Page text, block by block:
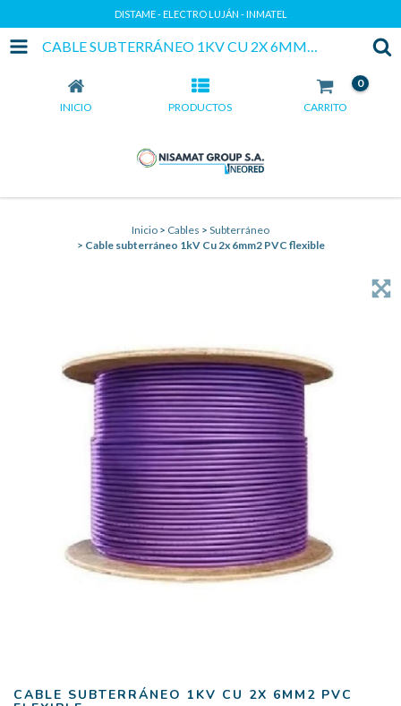
DISTAME - ELECTRO LUJÁN - INMATEL
CABLE SUBTERRÁNEO 1KV CU 2X 6MM2 PVC FLEXIBLE
INICIO PRODUCTOS CARRITO
0
Inicio > Cables > Subterráneo
> Cable subterráneo 1kV Cu 2x 6mm2 PVC flexible
CABLE SUBTERRÁNEO 1KV CU 2X 6MM2 PVC